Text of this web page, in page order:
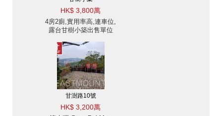
HK$ 3,800萬
4房2廁,實用率高,連車位,
露台甘樹小築出售單位
甘澍路10號
HK$ 3,200萬